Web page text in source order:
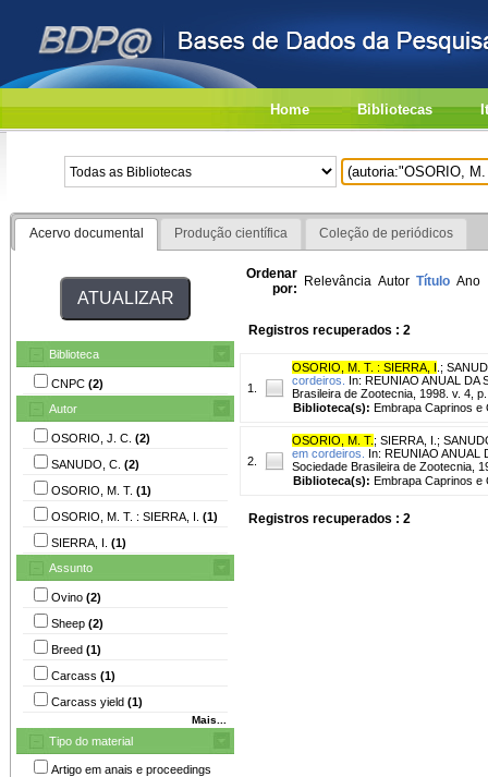
Home Bibliotecas
Acervo documental Produção científica Coleção de periódicos
Biblioteca
CNPC (2)
Autor
OSORIO, J. C. (2)
SANUDO, C. (2)
OSORIO, M. T. (1)
OSORIO, M. T. : SIERRA, I. (1)
SIERRA, I. (1)
Assunto
Ovino (2)
Sheep (2)
Breed (1)
Carcass (1)
Carcass yield (1)
Mais...
Tipo do material
Artigo em anais e proceedings
Ordenar
por: Relevância Autor Título Ano
Registros recuperados : 2
1.
OSORIO, M. T. : SIERRA, I ;
cordeiros.
In: REUNIAO ANUAL DA
Brasileira de Zootecnia, 1998. v. 4,
Biblioteca(s): Embrapa Caprinos e
2.
OSORIO, M. T. ; SIERRA, I. ;
em cordeiros.
In: REUNIAO ANUAL
Sociedade Brasileira de Zootecnia,
Biblioteca(s): Embrapa Caprinos e
Registros recuperados : 2